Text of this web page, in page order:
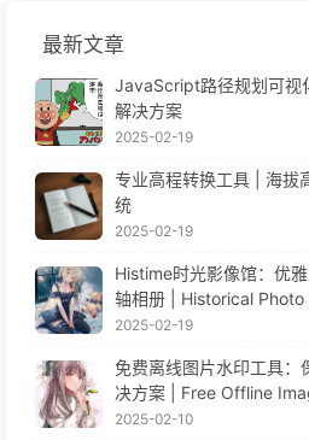
最新文章
JavaScript路径规划可视
解决方案
2025-02-19
专业高程转换工具 | 海拔
统
2025-02-19
Histime时光影像馆：优
轴相册 | Historical Photo
2025-02-19
免费离线图片水印工具：
决方案 | Free Offline
2025-02-10